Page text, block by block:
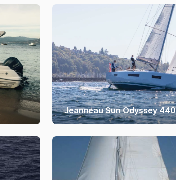
Jeanneau Sun Odyssey 440